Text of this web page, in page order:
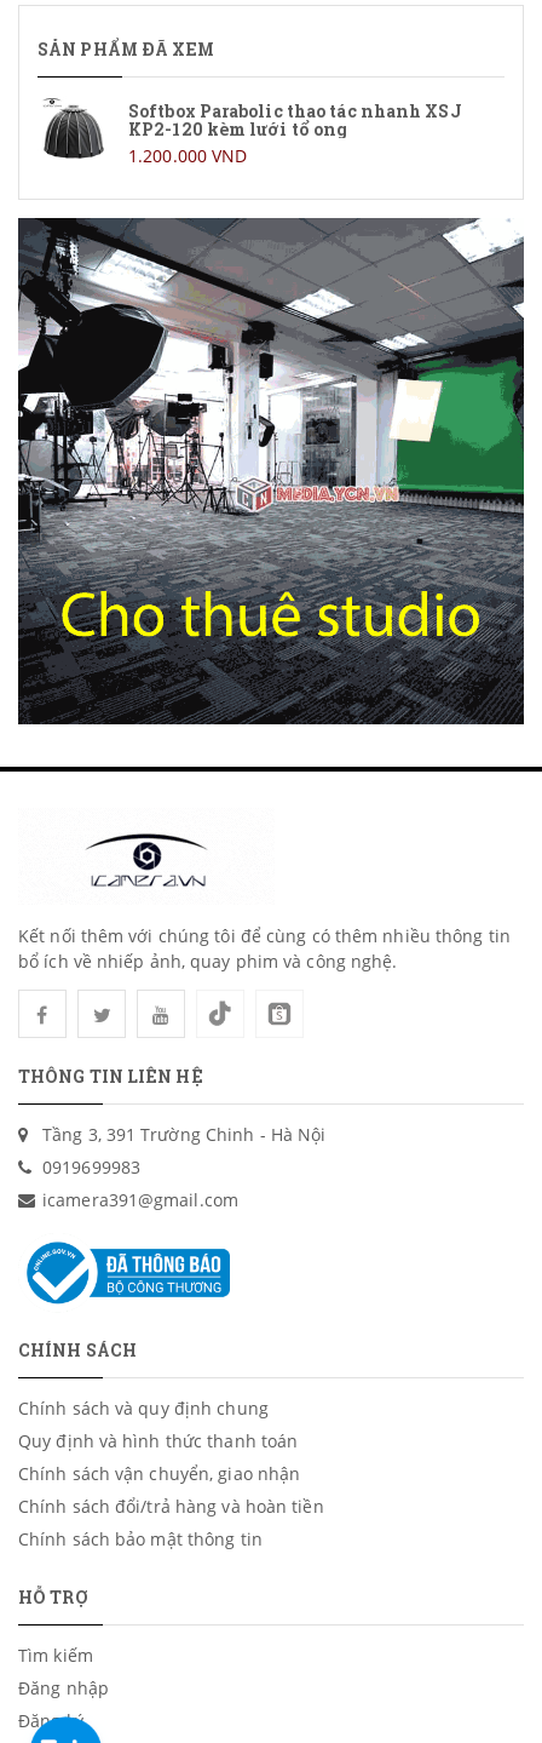
SẢN PHẨM ĐÃ XEM
Softbox Parabolic thao tác nhanh XSJ
KP2-120 kèm lưới tổ ong
1.200.000 VND
Kết nối thêm với chúng tôi để cùng có thêm nhiều thông tin
bổ ích về nhiếp ảnh, quay phim và công nghệ.
THÔNG TIN LIÊN HỆ
Tầng 3, 391 Trường Chinh - Hà Nội
0919699983
icamera391@gmail.com
CHÍNH SÁCH
Chính sách và quy định chung
Quy định và hình thức thanh toán
Chính sách vận chuyển, giao nhận
Chính sách đổi/trả hàng và hoàn tiền
Chính sách bảo mật thông tin
HỖ TRỢ
Tìm kiếm
Đăng nhập
Đăng ký